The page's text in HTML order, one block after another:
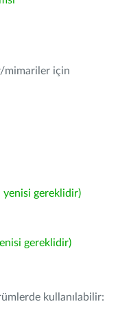
mimariler için
yenisi gereklidir)
gereklidir)
kullanılabilir: